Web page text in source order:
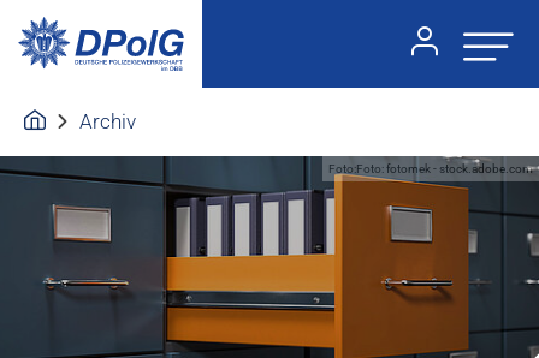
Archiv
Foto:Foto: fotomek - stock.adobe.com